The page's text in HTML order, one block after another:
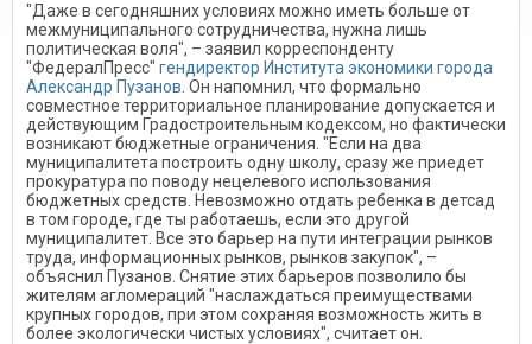
"Даже в сегодняшних условиях можно иметь больше от
межмуниципального сотрудничества, нужна лишь
политическая воля", – заявил корреспонденту
"ФедералПресс" гендиректор Института экономики города
Александр Пузанов . Он напомнил, что формально
совместное территориальное планирование допускается и
действующим Градостроительным кодексом, но фактически
возникают бюджетные ограничения. "Если на два
муниципалитета построить одну школу, сразу же приедет
прокуратура по поводу нецелевого использования
бюджетных средств. Невозможно отдать ребенка в детсад
в том городе, где ты работаешь, если это другой
муниципалитет. Все это барьер на пути интеграции рынков
труда, информационных рынков, рынков закупок", –
объяснил Пузанов. Снятие этих барьеров позволило бы
жителям агломераций "наслаждаться преимуществами
крупных городов, при этом сохраняя возможность жить в
более экологически чистых условиях", считает он.